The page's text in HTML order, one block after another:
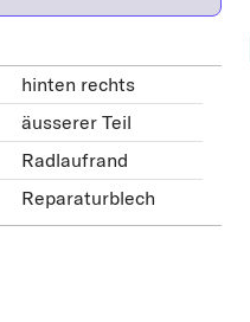
hinten rechts
äusserer Teil
Radlaufrand
Reparaturblech